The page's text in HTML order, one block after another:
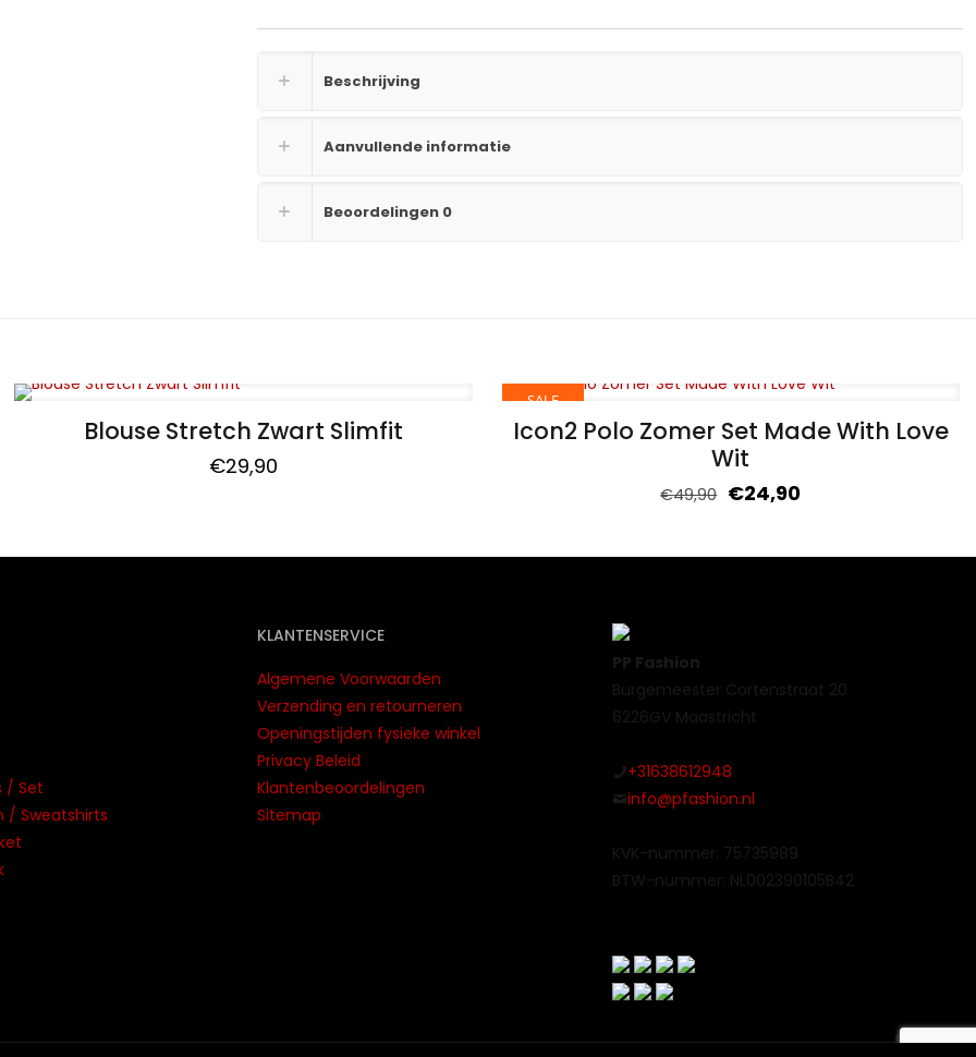
Beschrijving
Aanvullende informatie
Beoordelingen 0
Blouse Stretch Zwart Slimfit
€29,90
SALE
Icon2 Polo Zomer Set Made With Love
Wit
€49,90 €24,90
/ Set
/ Sweatshirts
KLANTENSERVICE
Algemene Voorwaarden
Verzending en retourneren
Openingstijden fysieke winkel
Privacy Beleid
Klantenbeoordelingen
Sitemap
PP Fashion
Burgemeester Cortenstraat 20
6226GV Maastricht
+31638612948
info@pfashion.nl
KVK-nummer: 75735989
BTW-nummer: NL002390105B42